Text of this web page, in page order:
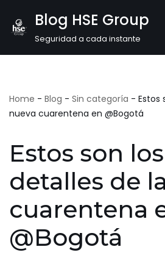
Saltar
Blog HSE Group
Seguridad a cada instante
Home - Blog - Sin categoría - Estos
nueva cuarentena en @Bogotá
Estos son los
detalles de
cuarentena
@Bogotá